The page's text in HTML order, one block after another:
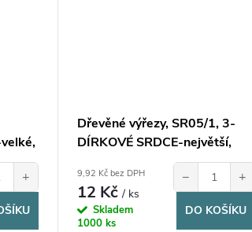
+
Dřevěné výřezy, SR05/1, 3-
DÍRKOVÉ SRDCE-největší,
9,92 Kč bez DPH
12 Kč/ ks
Skladem
1000 ks
− +
DO KOŠÍKU